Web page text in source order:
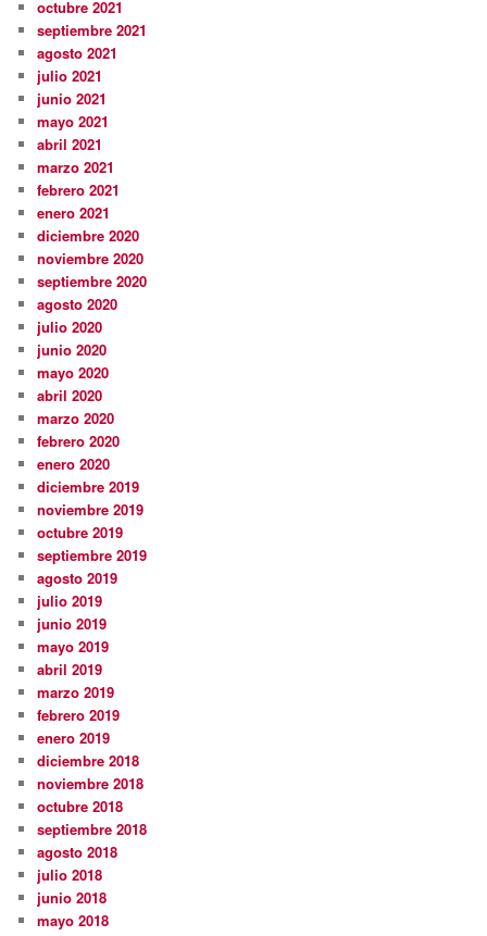
octubre 2021
septiembre 2021
agosto 2021
julio 2021
junio 2021
mayo 2021
abril 2021
marzo 2021
febrero 2021
enero 2021
diciembre 2020
noviembre 2020
septiembre 2020
agosto 2020
julio 2020
junio 2020
mayo 2020
abril 2020
marzo 2020
febrero 2020
enero 2020
diciembre 2019
noviembre 2019
octubre 2019
septiembre 2019
agosto 2019
julio 2019
junio 2019
mayo 2019
abril 2019
marzo 2019
febrero 2019
enero 2019
diciembre 2018
noviembre 2018
octubre 2018
septiembre 2018
agosto 2018
julio 2018
junio 2018
mayo 2018